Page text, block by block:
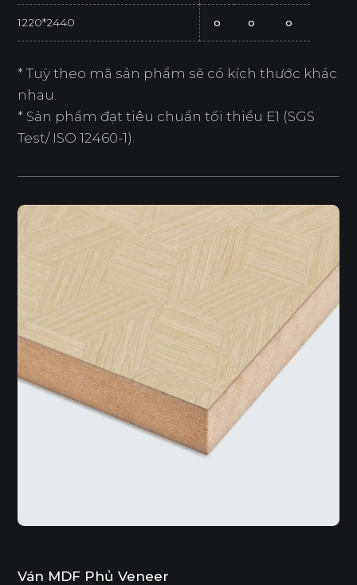
1220*2440 o o o
* Tuỳ theo mã sản phẩm sẽ có kích thước khác
nhau.
* Sản phẩm đạt tiêu chuẩn tối thiểu E1 (SGS
Test/ ISO 12460-1).
Ván MDF Phủ Veneer